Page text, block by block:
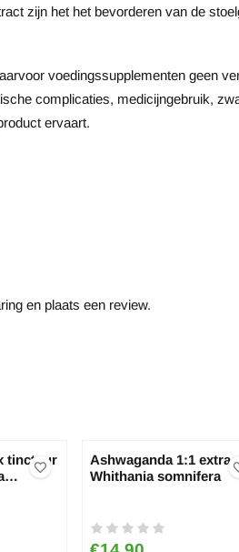
zijn het het bevorderen van de
voedingssupplementen geen
complicaties, medicijngebruik,
ervaart.
en plaats een review.
tinctuur
Ashwaganda 1:1
Whithania somnifera
Prijs: 14,90